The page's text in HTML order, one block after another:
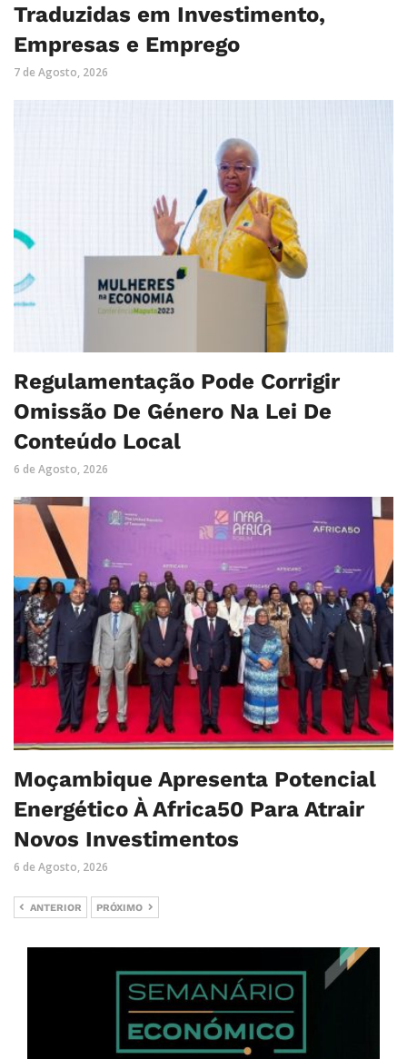
Traduzidas em Investimento,
Empresas e Emprego
7 de Agosto, 2026
Regulamentação Pode Corrigir
Omissão De Género Na Lei De
Conteúdo Local
6 de Agosto, 2026
Moçambique Apresenta Potencial
Energético À Africa50 Para Atrair
Novos Investimentos
6 de Agosto, 2026
ANTERIOR PRÓXIMO